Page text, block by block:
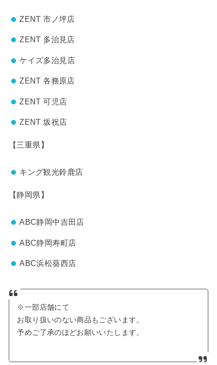
ZENT 市ノ坪店
ZENT 多治見店
ケイズ多治見店
ZENT 各務原店
ZENT 可児店
ZENT 坂祝店
【三重県】
キング観光鈴鹿店
【静岡県】
ABC静岡中吉田店
ABC静岡寿町店
ABC浜松葵西店
※一部店舗にて
お取り扱いのない商品もございます。
予めご了承のほどお願いいたします。